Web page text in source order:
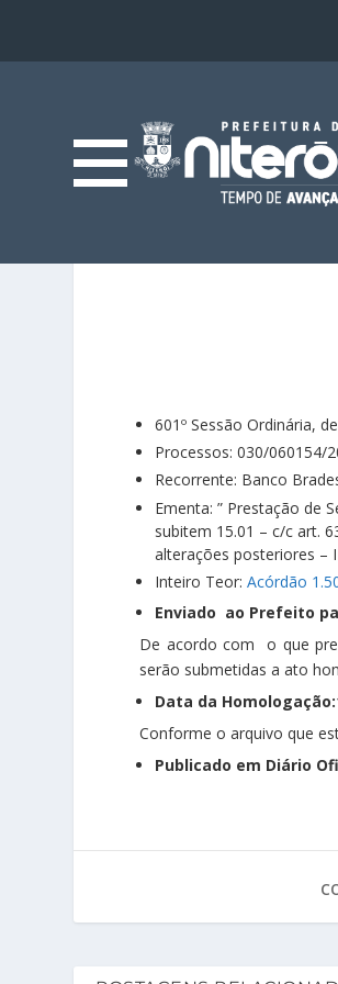
601º Sessão Ordinária,
Processos: 030/060154/
Recorrente: Banco
Ementa: ” Prestação de
subitem 15.01 – c/c art.
alterações posteriores –
Inteiro Teor:Acórdão
Enviado ao Prefeito
De acordo com o que
serão submetidas a ato
Data da
Conforme o arquivo que
Publicado em Diário